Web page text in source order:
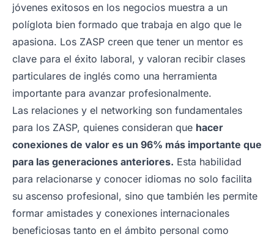
jóvenes exitosos en los negocios muestra a un
políglota bien formado que trabaja en algo que le
apasiona. Los ZASP creen que tener un mentor es
clave para el éxito laboral, y valoran recibir clases
particulares de inglés como una herramienta
importante para avanzar profesionalmente.
Las relaciones y el networking son fundamentales
para los ZASP, quienes consideran que hacer
conexiones de valor es un 96% más importante que
para las generaciones anteriores. Esta habilidad
para relacionarse y conocer idiomas no solo facilita
su ascenso profesional, sino que también les permite
formar amistades y conexiones internacionales
beneficiosas tanto en el ámbito personal como